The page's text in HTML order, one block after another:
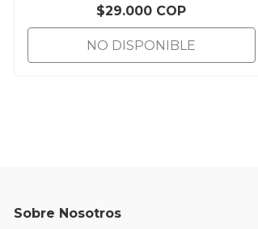
$29.000 COP
NO DISPONIBLE
Sobre Nosotros